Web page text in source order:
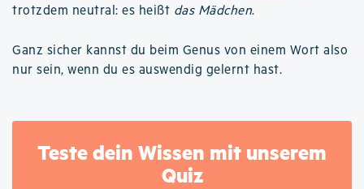
trotzdem neutral: es heißt das Mädchen.
Ganz sicher kannst du beim Genus von einem Wort also
nur sein, wenn du es auswendig gelernt hast.
Teste dein Wissen mit unserem
Quiz